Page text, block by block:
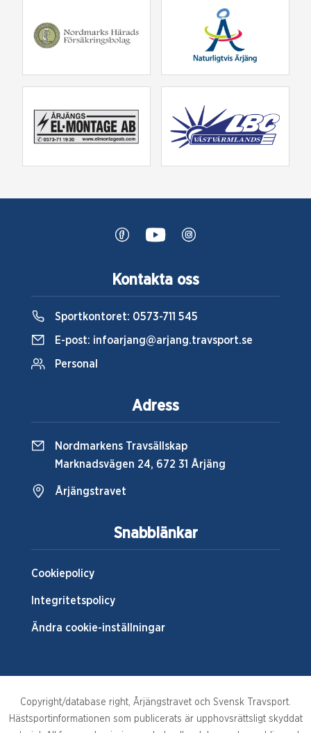
Snabblänkar
Cookiepolicy
Integritetspolicy
Ändra cookie-inställningar
Kontakta oss
Sportkontoret: 0573-711 545
E-post: infoarjang@arjang.travsport.se
Personal
Adress
Nordmarkens Travsällskap
Marknadsvägen 24, 672 31 Årjäng
Årjängstravet
Copyright/database right, Årjängstravet och Svensk Travsport.
Hästsportinformationen som publicerats är upphovsrättsligt skyddat